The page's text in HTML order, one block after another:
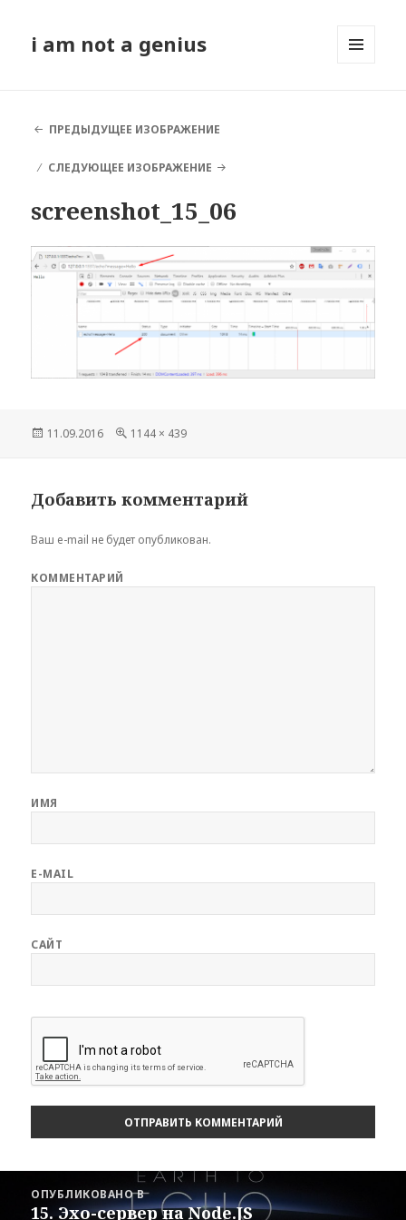
i am not a genius
ПРЕДЫДУЩЕЕ ИЗОБРАЖЕНИЕ
СЛЕДУЮЩЕЕ ИЗОБРАЖЕНИЕ
screenshot_15_06
Опубликовано
11.09.2016
Полный
1144 × 439
Добавить комментарий
Ваш e-mail не будет опубликован.
КОММЕНТАРИЙ
ИМЯ
E-MAIL
САЙТ
ОПУБЛИКОВАНО В
15. Эхо-сервер на Node.JS